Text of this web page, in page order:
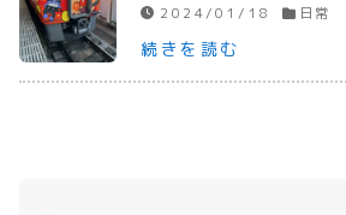
よくある質問
プライバシーポリシー
2024/01/18 日常
続きを読む